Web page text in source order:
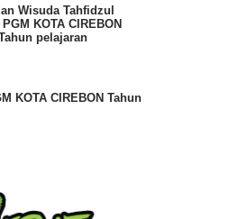
Wisuda Tahfidzul
KOTA CIREBON
pelajaran
KOTA CIREBON Tahun